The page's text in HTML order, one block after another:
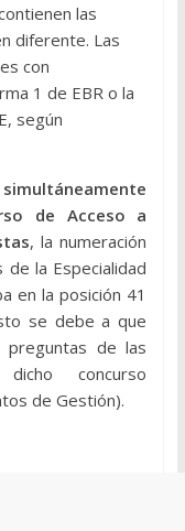
las
diferente. Las
con
1 de EBR o la
según
de Acceso a
, la numeración
la Especialidad
en la posición 41
se debe a que
preguntas de las
concurso
de Gestión).